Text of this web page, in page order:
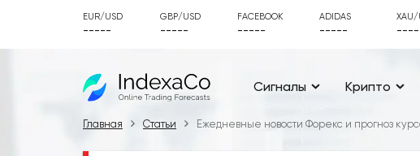
EUR/USD
-----
GBP/USD
-----
FACEBOOK
-----
ADIDAS
-----
XAU/
Сигналы Крипто
Главная Статьи Ежедневные новости Форекс и прогноз